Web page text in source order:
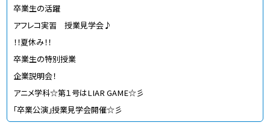
卒業生の活躍
アフレコ実習 授業見学会♪
！！夏休み！！
卒業生の特別授業
企業説明会！
アニメ学科☆第１号はLIAR GAME☆彡
「卒業公演」授業見学会開催☆彡